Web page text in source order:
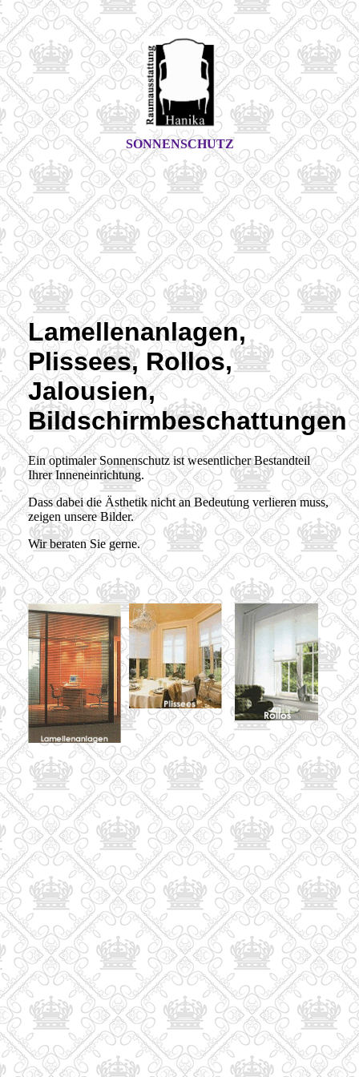
SONNENSCHUTZ
Lamellenanlagen,
Plissees, Rollos,
Jalousien,
Bildschirmbeschattungen
Ein optimaler Sonnenschutz ist wesentlicher Bestandteil
Ihrer Inneneinrichtung.
Dass dabei die Ästhetik nicht an Bedeutung verlieren muss,
zeigen unsere Bilder.
Wir beraten Sie gerne.